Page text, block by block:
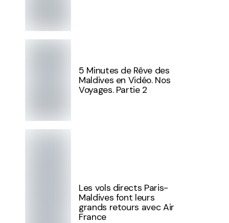
5 Minutes de Rêve des
Maldives en Vidéo. Nos
Voyages. Partie 2
Les vols directs Paris-
Maldives font leurs
grands retours avec Air
France